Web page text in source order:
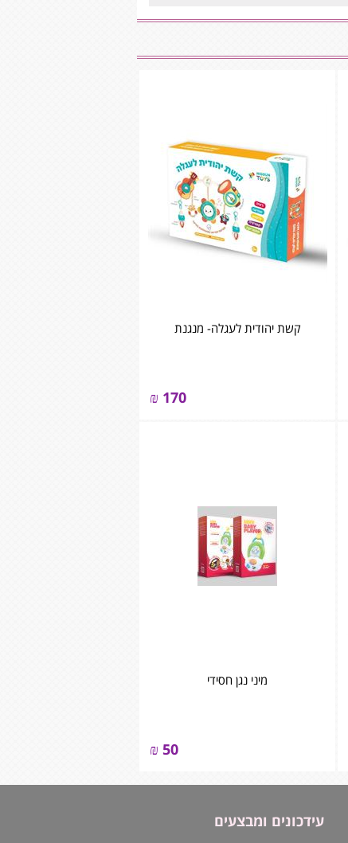
קשת יהודית לעגלה- מנגנת
170
₪
מיני נגן חסידי
50
₪
עידכונים ומבצעים